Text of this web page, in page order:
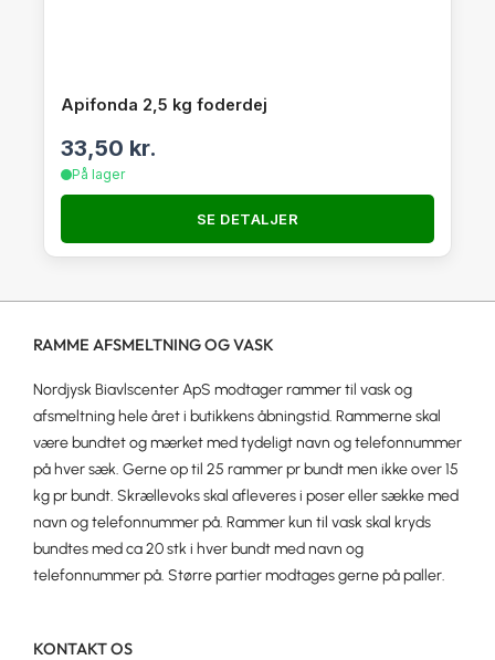
Apifonda 2,5 kg foderdej
33,50 kr.
På lager
SE DETALJER
RAMME AFSMELTNING OG VASK
Nordjysk Biavlscenter ApS modtager rammer til vask og
afsmeltning hele året i butikkens åbningstid. Rammerne skal
være bundtet og mærket med tydeligt navn og telefonnummer
på hver sæk. Gerne op til 25 rammer pr bundt men ikke over 15
kg pr bundt. Skrællevoks skal afleveres i poser eller sække med
navn og telefonnummer på. Rammer kun til vask skal kryds
bundtes med ca 20 stk i hver bundt med navn og
telefonnummer på. Større partier modtages gerne på paller.
KONTAKT OS